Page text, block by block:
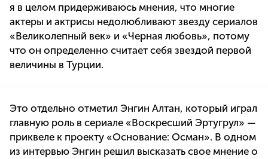
я в целом придерживаюсь мнения, что многие
актеры и актрисы недолюбливают звезду сериалов
«Великолепный век» и «Черная любовь», потому
что он определенно считает себя звездой первой
величины в Турции.
Это отдельно отметил Энгин Алтан, который играл
главную роль в сериале «Воскресший Эртугрул» —
приквеле к проекту «Основание: Осман». В одном
из интервью Энгин решил высказать свое мнение о